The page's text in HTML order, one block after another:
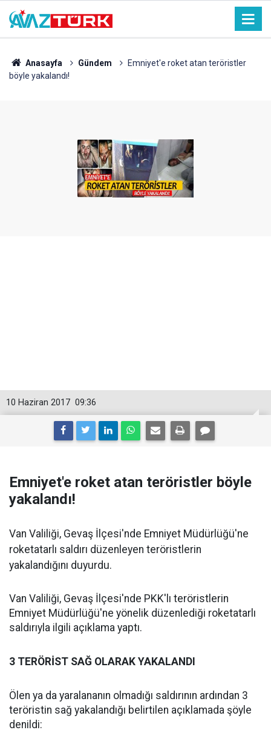
Anasayfa Gündem
Emniyet'e roket atan teröristler
böyle yakalandı!
09:36
10 Haziran 2017
Emniyet'e roket atan teröristler böyle
yakalandı!
Van Valiliği, Gevaş İlçesi'nde Emniyet Müdürlüğü'ne
roketatarlı saldırı düzenleyen teröristlerin
yakalandığını duyurdu.
Van Valiliği, Gevaş İlçesi'nde PKK'lı teröristlerin
Emniyet Müdürlüğü'ne yönelik düzenlediği roketatarlı
saldırıyla ilgili açıklama yaptı.
3 TERÖRİST SAĞ OLARAK YAKALANDI
Ölen ya da yaralananın olmadığı saldırının ardından 3
teröristin sağ yakalandığı belirtilen açıklamada şöyle
denildi: